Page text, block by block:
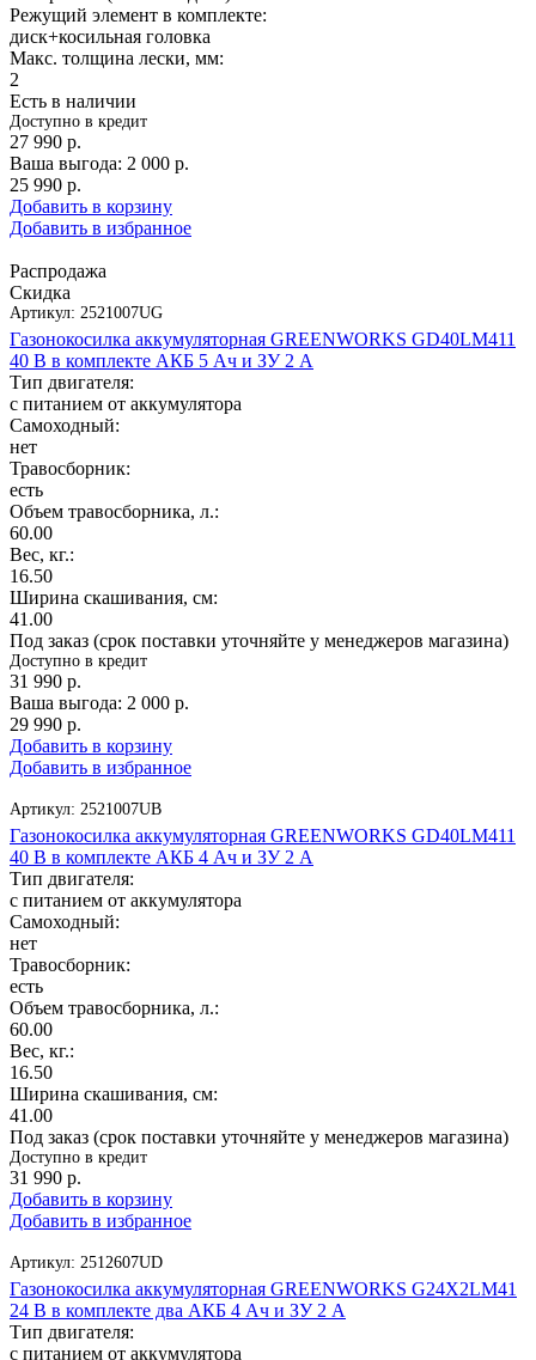
Режущий элемент в комплекте:
диск+косильная головка
Макс. толщина лески, мм:
2
Есть в наличии
Доступно в кредит
27 990 р.
Ваша выгода: 2 000 р.
25 990 р.
Добавить в корзину
Добавить в избранное
Распродажа
Скидка
Артикул: 2521007UG
Газонокосилка аккумуляторная GREENWORKS GD40LM411
40 В в комплекте АКБ 5 Ач и ЗУ 2 А
Тип двигателя:
с питанием от аккумулятора
Самоходный:
нет
Травосборник:
есть
Объем травосборника, л.:
60.00
Вес, кг.:
16.50
Ширина скашивания, см:
41.00
Под заказ (срок поставки уточняйте у менеджеров магазина)
Доступно в кредит
31 990 р.
Ваша выгода: 2 000 р.
29 990 р.
Добавить в корзину
Добавить в избранное
Артикул: 2521007UB
Газонокосилка аккумуляторная GREENWORKS GD40LM411
40 В в комплекте АКБ 4 Ач и ЗУ 2 А
Тип двигателя:
с питанием от аккумулятора
Самоходный:
нет
Травосборник:
есть
Объем травосборника, л.:
60.00
Вес, кг.:
16.50
Ширина скашивания, см:
41.00
Под заказ (срок поставки уточняйте у менеджеров магазина)
Доступно в кредит
31 990 р.
Добавить в корзину
Добавить в избранное
Артикул: 2512607UD
Газонокосилка аккумуляторная GREENWORKS G24X2LM41
24 В в комплекте два АКБ 4 Ач и ЗУ 2 А
Тип двигателя:
с питанием от аккумулятора